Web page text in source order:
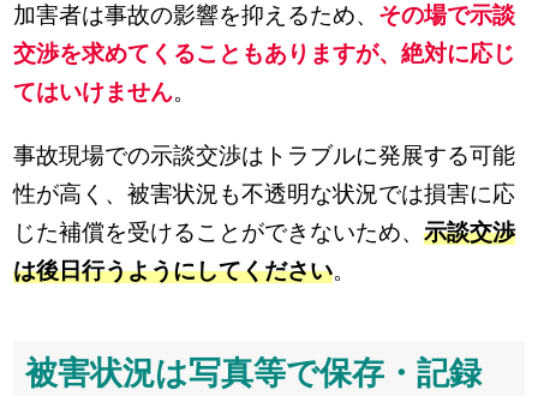
加害者は事故の影響を抑えるため、 その場で示談
交渉を求めてくることもありますが、絶対に応じ
てはいけません。
事故現場での示談交渉はトラブルに発展する可能
性が高く、被害状況も不透明な状況では損害に応
じた補償を受けることができないため、示談交渉
は後日行うようにしてください。
被害状況は写真等で保存・記録